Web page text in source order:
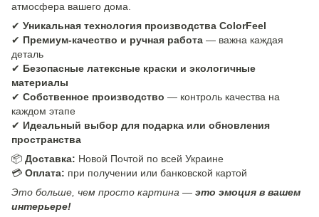
атмосфера вашего дома.
✔ Уникальная технология производства ColorFeel
✔ Премиум-качество и ручная работа — важна каждая
деталь
✔ Безопасные латексные краски и экологичные
материалы
✔ Собственное производство — контроль качества на
каждом этапе
✔ Идеальный выбор для подарка или обновления
пространства
📦 Доставка: Новой Почтой по всей Украине
💳 Оплата: при получении или банковской картой
Это больше, чем просто картина — это эмоция в вашем
интерьере!